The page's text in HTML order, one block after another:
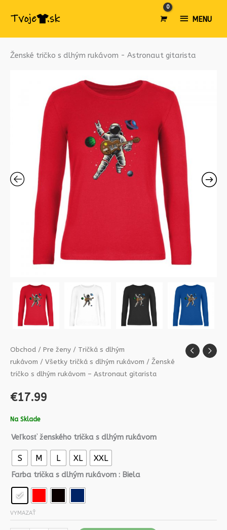
MENU
MENU
Ženské tričko s dlhým rukávom - Astronaut gitarista
Obchod / Pre ženy / Tričká s dlhým
rukávom / Všetky tričká s dlhým rukávom / Ženské
tričko s dlhým rukávom – Astronaut gitarista
€17.99
Na Sklade
Veľkosť ženského trička s dlhým rukávom
S M L XL XXL
Farba trička s dlhým rukávom : Biela
VYMAZAŤ
rukávom
Astronaut
gitarista